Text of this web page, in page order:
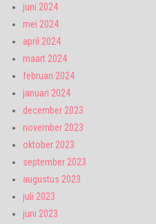
juni 2024
mei 2024
april 2024
maart 2024
februari 2024
januari 2024
december 2023
november 2023
oktober 2023
september 2023
augustus 2023
juli 2023
juni 2023